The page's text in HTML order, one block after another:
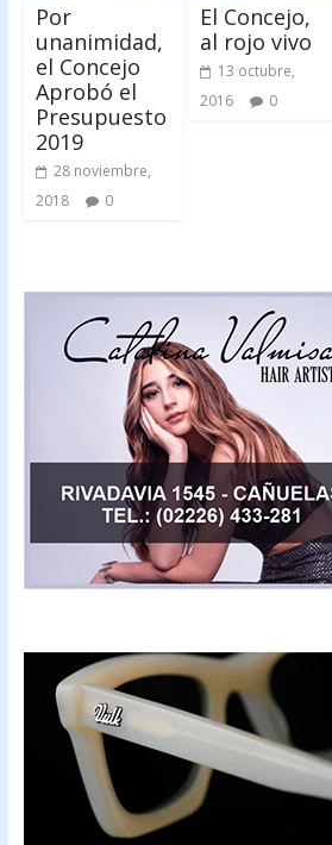
Por
unanimidad,
el Concejo
Aprobó el
Presupuesto
2019
28 noviembre,
2018
0
El Concejo,
al rojo vivo
13 octubre,
2016
0